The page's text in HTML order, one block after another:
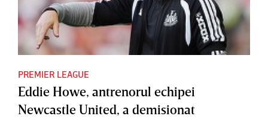
PREMIER LEAGUE
Eddie Howe, antrenorul echipei
Newcastle United, a demisionat